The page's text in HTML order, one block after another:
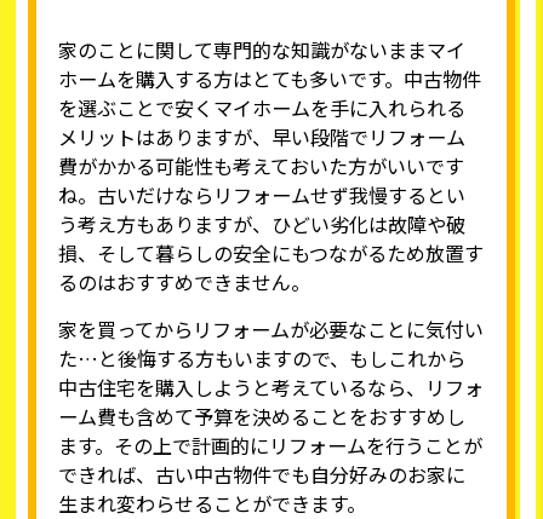
家のことに関して専門的な知識がないままマイ
ホームを購入する方はとても多いです。中古物件
を選ぶことで安くマイホームを手に入れられる
メリットはありますが、早い段階でリフォーム
費がかかる可能性も考えておいた方がいいです
ね。古いだけならリフォームせず我慢するとい
う考え方もありますが、ひどい劣化は故障や破
損、そして暮らしの安全にもつながるため放置す
るのはおすすめできません。
家を買ってからリフォームが必要なことに気付い
た…と後悔する方もいますので、もしこれから
中古住宅を購入しようと考えているなら、リフォ
ーム費も含めて予算を決めることをおすすめし
ます。その上で計画的にリフォームを行うことが
できれば、古い中古物件でも自分好みのお家に
生まれ変わらせることができます。